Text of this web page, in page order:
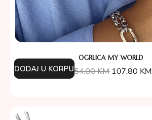
OGRLICA MY WORLD
154.00KM 107.80 KM
DODAJ U KORPU